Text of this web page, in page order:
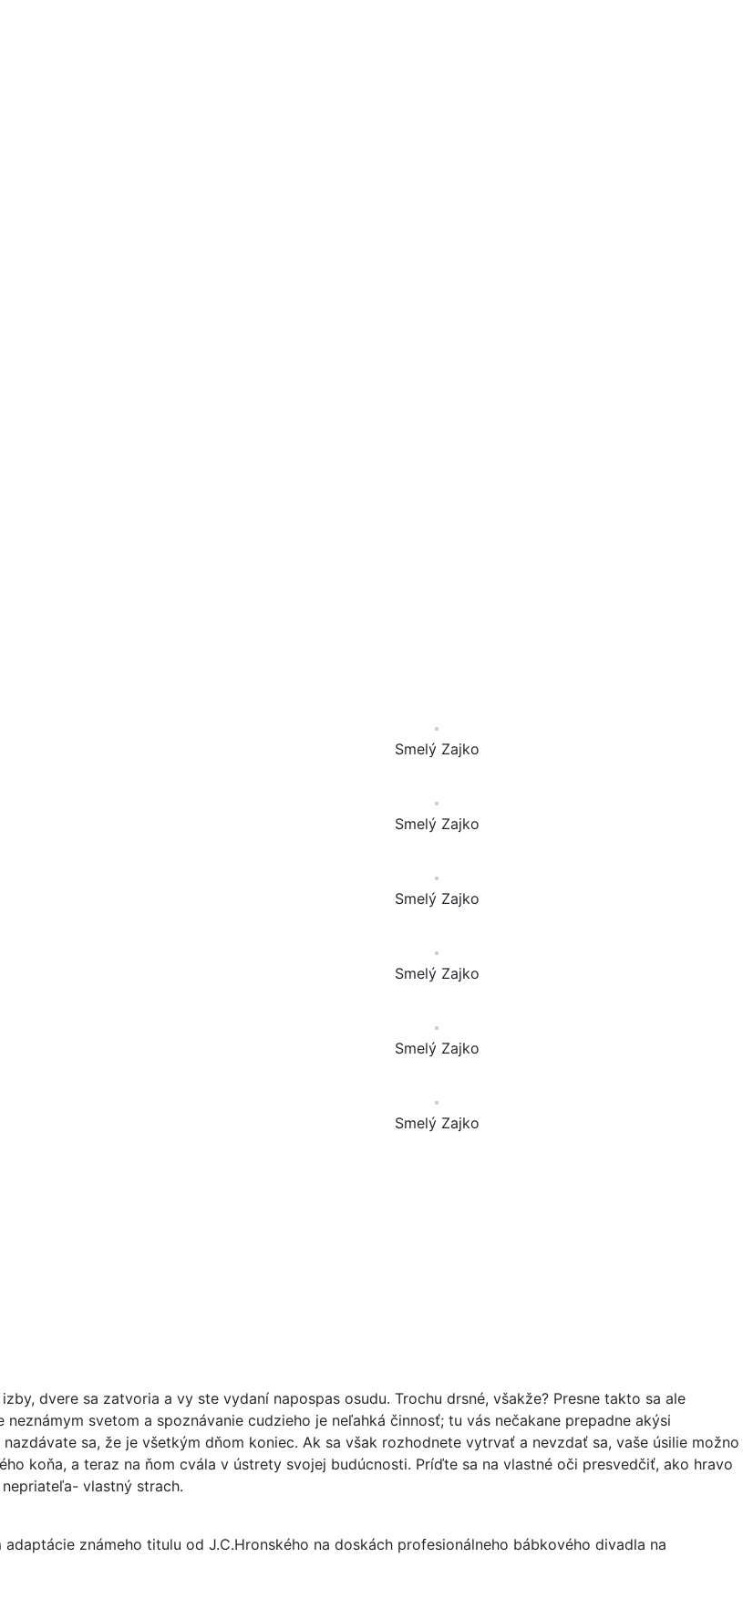
Smelý Zajko
Smelý Zajko
Smelý Zajko
Smelý Zajko
Smelý Zajko
Smelý Zajko
dvere sa zatvoria a vy ste vydaní napospas osudu. Trochu drsné, všakže? Presne takto sa ale
svetom a spoznávanie cudzieho je neľahká činnosť; tu vás nečakane prepadne akýsi
sa, že je všetkým dňom koniec. Ak sa však rozhodnete vytrvať a nevzdať sa, vaše úsilie možno
koňa, a teraz na ňom cvála v ústrety svojej budúcnosti. Príďte sa na vlastné oči presvedčiť, ako hravo
vlastný strach.
známeho titulu od J.C.Hronského na doskách profesionálneho bábkového divadla na